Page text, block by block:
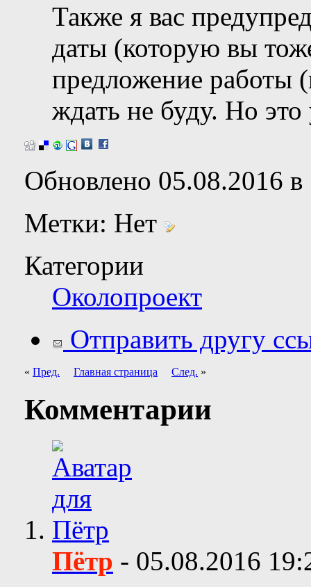
Также я вас
даты (которую вы
предложение работы
ждать не буду. Но
Обновлено 05.08.2016 в
Метки: Нет
Категории
Околопроект
Отправить другу
« Пред. Главная страница След. »
Комментарии
Пётр - 05.08.2016